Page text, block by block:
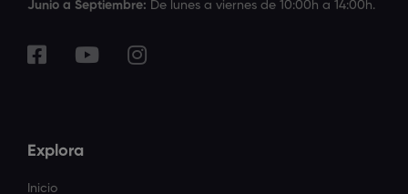
Junio a Septiembre: De lunes a viernes de 10:00h a 14:00h.
Explora
Inicio